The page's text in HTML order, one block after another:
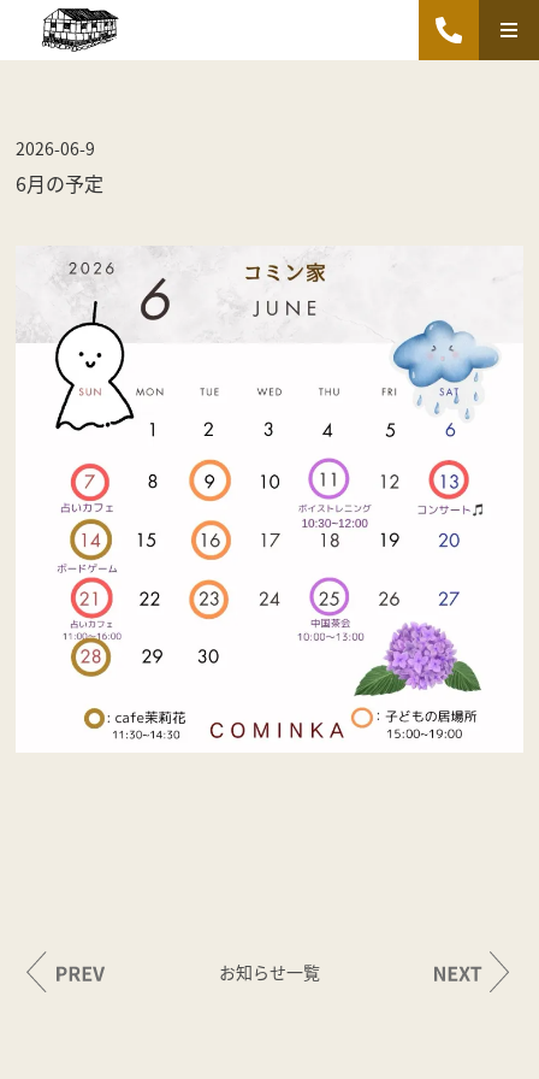
2026-06-9
6月の予定
お知らせ一覧